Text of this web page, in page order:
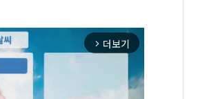
arrow_forward_ios 더보기